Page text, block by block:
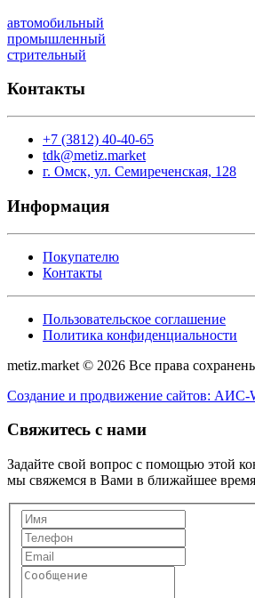
автомобильный
промышленный
стрительный
Контакты
+7 (3812) 40-40-65
tdk@metiz.market
г. Омск, ул. Семиреченская, 128
Информация
Покупателю
Контакты
Пользовательское соглашение
Политика конфиденциальности
metiz.market © 2026 Все права
Создание и продвижение сайтов: АИС-
Свяжитесь с нами
Задайте свой вопрос с помощью этой
мы свяжемся в Вами в ближайшее